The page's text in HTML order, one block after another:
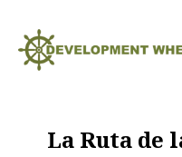
La Ruta de